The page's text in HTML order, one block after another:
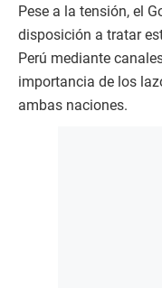
Pese a la tensión, el
disposición a tratar
Perú mediante
importancia de los
ambas naciones.